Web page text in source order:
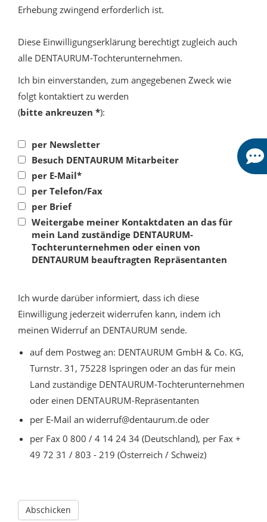
Erhebung zwingend erforderlich ist.
Diese Einwilligungserklärung berechtigt zugleich auch
alle DENTAURUM-Tochterunternehmen.
Ich bin einverstanden, zum angegebenen Zweck wie
folgt kontaktiert zu werden
(bitte ankreuzen *):
per Newsletter
Besuch DENTAURUM Mitarbeiter
per E-Mail*
per Telefon/Fax
per Brief
Weitergabe meiner Kontaktdaten an das für
mein Land zuständige DENTAURUM-
Tochterunternehmen oder einen von
DENTAURUM beauftragten Repräsentanten
Ich wurde darüber informiert, dass ich diese
Einwilligung jederzeit widerrufen kann, indem ich
meinen Widerruf an DENTAURUM sende.
auf dem Postweg an: DENTAURUM GmbH & Co. KG,
Turnstr. 31, 75228 Ispringen oder an das für mein
Land zuständige DENTAURUM-Tochterunternehmen
oder einen DENTAURUM-Repräsentanten
per E-Mail an widerruf@dentaurum.de oder
per Fax 0 800 / 4 14 24 34 (Deutschland), per Fax +
49 72 31 / 803 - 219 (Österreich / Schweiz)